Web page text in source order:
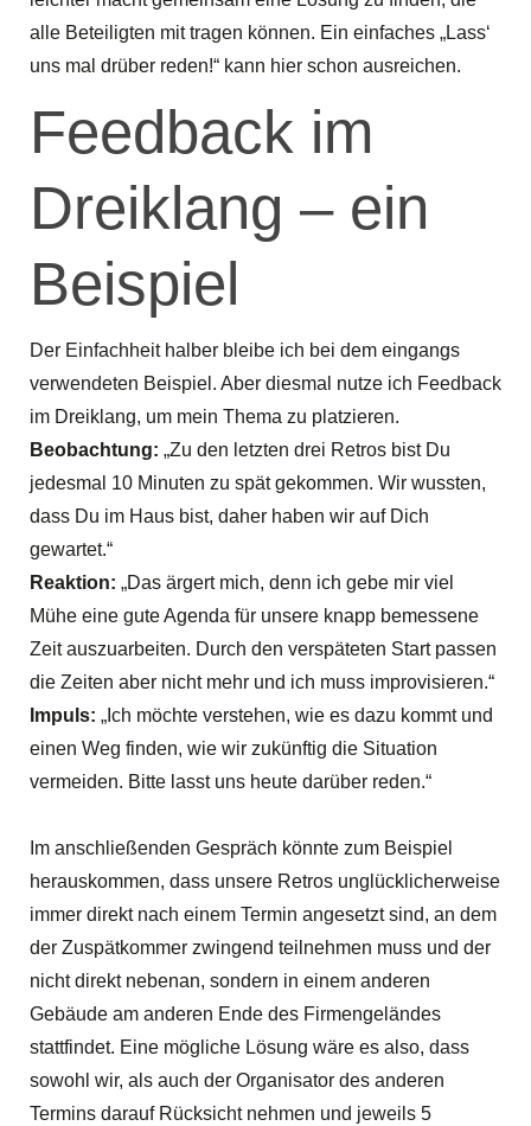
alle Beteiligten mit tragen können. Ein einfaches „Lass‘
uns mal drüber reden!“ kann hier schon ausreichen.
Feedback im
Dreiklang – ein
Beispiel
Der Einfachheit halber bleibe ich bei dem eingangs
verwendeten Beispiel. Aber diesmal nutze ich Feedback
im Dreiklang, um mein Thema zu platzieren.
Beobachtung: „Zu den letzten drei Retros bist Du
jedesmal 10 Minuten zu spät gekommen. Wir wussten,
dass Du im Haus bist, daher haben wir auf Dich
gewartet.“
Reaktion: „Das ärgert mich, denn ich gebe mir viel
Mühe eine gute Agenda für unsere knapp bemessene
Zeit auszuarbeiten. Durch den verspäteten Start passen
die Zeiten aber nicht mehr und ich muss improvisieren.“
Impuls: „Ich möchte verstehen, wie es dazu kommt und
einen Weg finden, wie wir zukünftig die Situation
vermeiden. Bitte lasst uns heute darüber reden.“
Im anschließenden Gespräch könnte zum Beispiel
herauskommen, dass unsere Retros unglücklicherweise
immer direkt nach einem Termin angesetzt sind, an dem
der Zuspätkommer zwingend teilnehmen muss und der
nicht direkt nebenan, sondern in einem anderen
Gebäude am anderen Ende des Firmengeländes
stattfindet. Eine mögliche Lösung wäre es also, dass
sowohl wir, als auch der Organisator des anderen
Termins darauf Rücksicht nehmen und jeweils 5